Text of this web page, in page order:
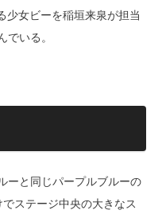
少女ビーを稲垣来泉が担当
いる。
ーと同じパープルブルーの
ステージ中央の大きなス